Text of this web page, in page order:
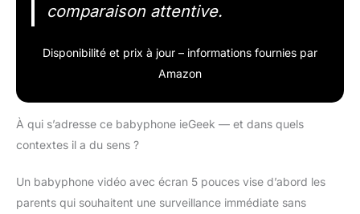
comparaison attentive.
Disponibilité et prix à jour – informations fournies par
Amazon
À qui s’adresse ce babyphone ieGeek — et dans quels
contextes il a du sens ?
Un babyphone vidéo avec écran 5 pouces vise d’abord les
parents qui souhaitent une surveillance immédiate sans